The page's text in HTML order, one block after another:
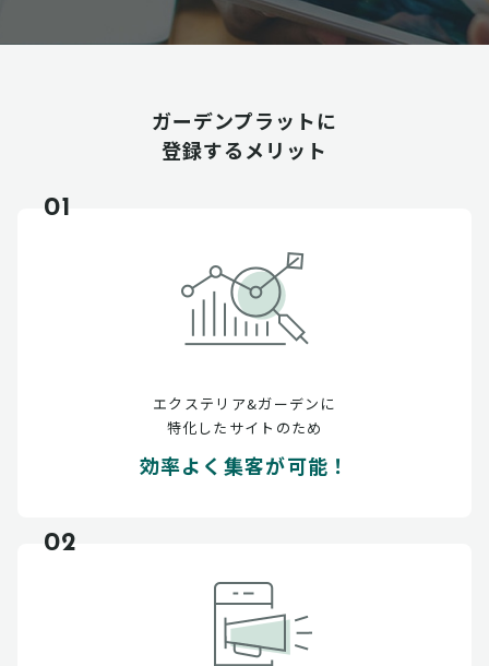
ガーデンプラットに
登録するメリット
01
エクステリア&ガーデンに
特化したサイトのため
効率よく集客が可能！
02